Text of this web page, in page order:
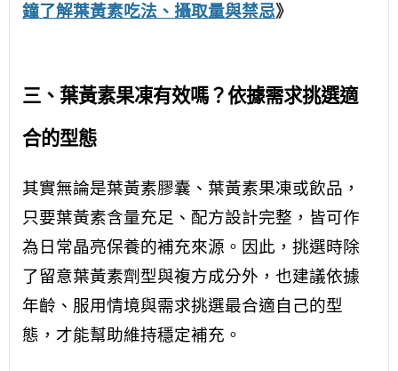
鐘了解葉黃素吃法、攝取量與禁忌》
三、葉黃素果凍有效嗎？依據需求挑選適
合的型態
其實無論是葉黃素膠囊、葉黃素果凍或飲品，
只要葉黃素含量充足、配方設計完整，皆可作
為日常晶亮保養的補充來源。因此，挑選時除
了留意葉黃素劑型與複方成分外，也建議依據
年齡、服用情境與需求挑選最合適自己的型
態，才能幫助維持穩定補充。